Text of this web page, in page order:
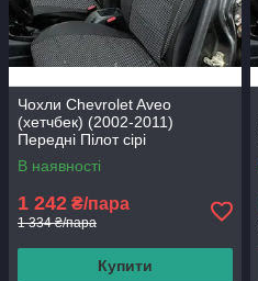
Чохли Chevrolet Aveo
(хетчбек) (2002-2011)
Передні Пілот сірі
В наявності
1 242 ₴/пара
1 334 ₴/пара
Купити